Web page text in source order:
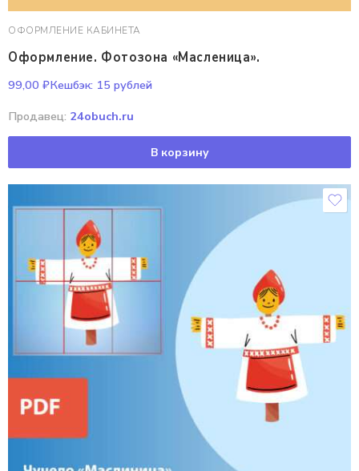
ОФОРМЛЕНИЕ КАБИНЕТА
Оформление. Фотозона «Масленица».
99,00 ₽Кешбэк: 15 рублей
Продавец: 24obuch.ru
В корзину